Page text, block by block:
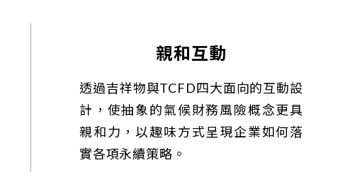
親和互動
透過吉祥物與TCFD四大面向的互動設
計，使抽象的氣候財務風險概念更具
親和力，以趣味方式呈現企業如何落
實各項永續策略。